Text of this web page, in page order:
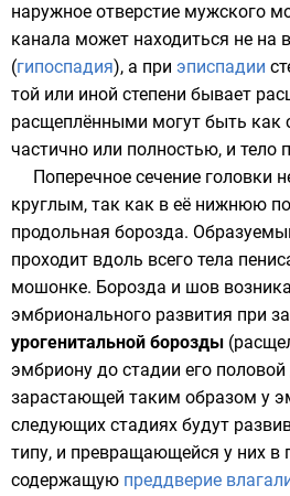
наружное отверстие мужского
канала может находиться не на
(гипоспадия), а при эписпадии
той или иной степени бывает
расщеплёнными могут быть как
частично или полностью, и тело
Поперечное сечение головки
круглым, так как в её нижнюю
продольная борозда.
проходит вдоль всего тела
мошонке. Борозда и шов
эмбрионального развития при
урогенитальной борозды
эмбриону до стадии его
зарастающей таким образом у
следующих стадиях будут
типу, и превращающейся у них в
содержащую преддверие